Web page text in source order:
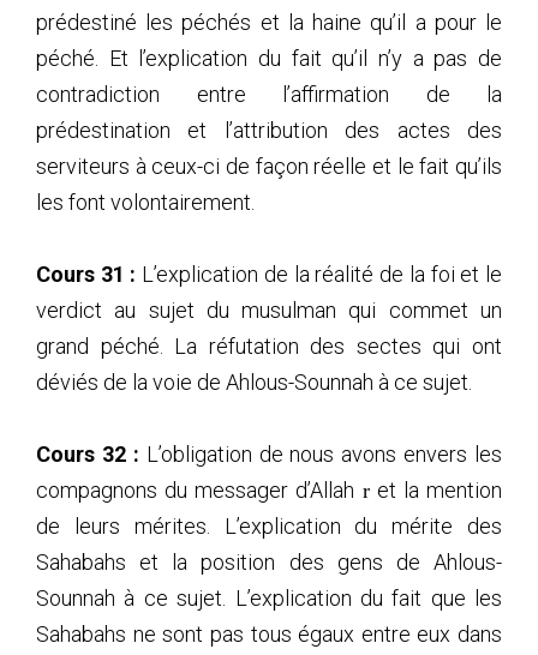
prédestiné les péchés et la haine qu’il a pour le
péché. Et l’explication du fait qu’il n’y a pas de
contradiction entre l’affirmation de la
prédestination et l’attribution des actes des
serviteurs à ceux-ci de façon réelle et le fait qu’ils
les font volontairement.
Cours 31 : L’explication de la réalité de la foi et le
verdict au sujet du musulman qui commet un
grand péché. La réfutation des sectes qui ont
déviés de la voie de Ahlous-Sounnah à ce sujet.
Cours 32 : L’obligation de nous avons envers les
compagnons du messager d’Allah ret la mention
de leurs mérites. L’explication du mérite des
Sahabahs et la position des gens de Ahlous-
Sounnah à ce sujet. L’explication du fait que les
Sahabahs ne sont pas tous égaux entre eux dans